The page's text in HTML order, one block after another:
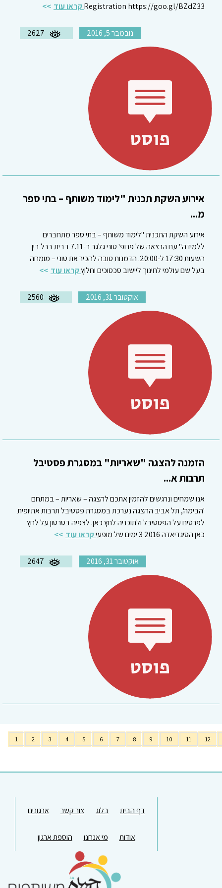
Registration https://goo.gl/BZdZ33 קראו עוד
נובמבר 5, 2016 2627
אירוע השקת תכנית "לימוד משותף – בתי ספר
מ...
אירוע השקת התכנית "לימוד משותף – בתי ספר מתחברים
ללמידה" עם הרצאה של פרופ' טוני גלגר ב-7.11 בבית ברל בין
השעות 17:30 ל-20:00. הדמנות טובה להכיר את טוני – מומחה
בעל שם עולמי לחינוך ליישוב סכסוכים וחלוץקראו עוד
אוקטובר 31, 2016 2560
הזמנה להצגה "שאריות" במסגרת פסטיבל
תרבות א...
אנו שמחים ונרגשים להזמין אתכם להצגה – שאריות – במתחם
'הבימה', תל אביב ההצגה נערכת במסגרת פסטיבל תרבות אתיופית
לפרטים על הפסטיבל ולתוכניה לחץ כאן. לצפיה בסרטון על לחץ
כאן הסיגדיאדה 2016 3 ימים של מופעי
קראו עוד
אוקטובר 31, 2016 2647
1 2 3 4 5 6 7 8 9 10 11 12
דף הבית בלוג צור קשר ארגונים
אודות מי אנחנו הוספת ארגון